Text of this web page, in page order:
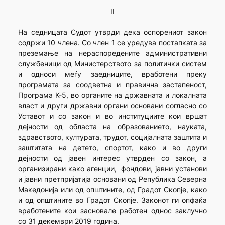
II
На седницата Судот утврди дека оспорениот закон
содржи 10 члена. Со член 1 се уредува постапката за
преземање на нераспоредените административни
службеници од Министерството за политички систем
и односи меѓу заедниците, вработени преку
програмата за соодветна и правична застапеност,
Програма К-5, во органите на државната и локалната
власт и други државни органи основани согласно со
Уставот и со закон и во институциите кои вршат
дејности од областа на образованието, науката,
здравството, културата, трудот, социјалната заштита и
заштитата на детето, спортот, како и во други
дејности од јавен интерес утврден со закон, а
организирани како агенции, фондови, јавни установи
и јавни претпријатија основани од Република Северна
Македонија или од општините, од Градот Скопје, како
и од општините во Градот Скопје. Законот ги опфаќа
вработените кои засновале работен однос заклучно
со 31 декември 2019 година.